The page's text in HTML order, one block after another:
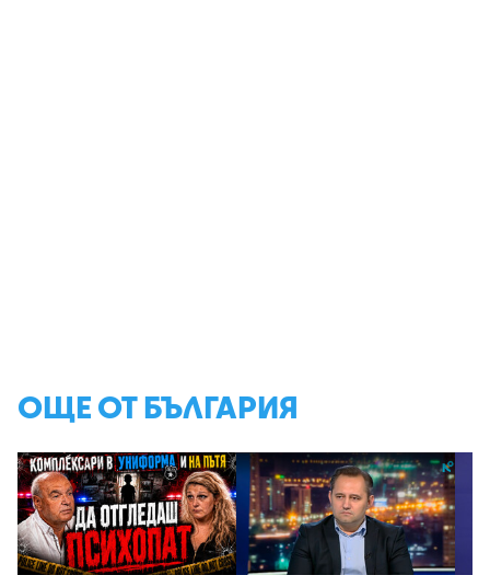
ОЩЕ ОТ БЪЛГАРИЯ